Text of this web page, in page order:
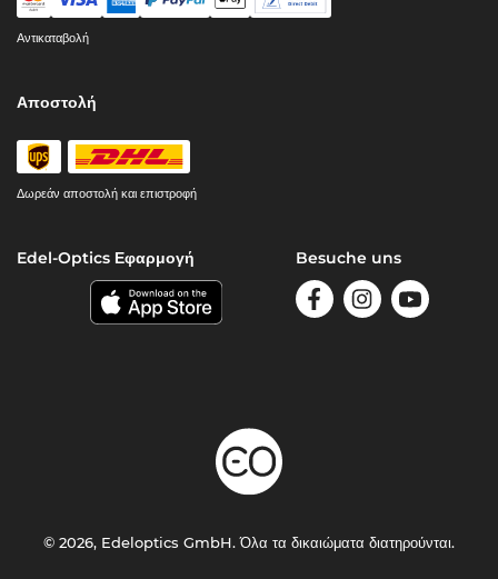
Αντικαταβολή
Αποστολή
Δωρεάν αποστολή και επιστροφή
Edel-Optics Εφαρμογή Besuche uns
© 2026, Edeloptics GmbH. Όλα τα δικαιώματα διατηρούνται.